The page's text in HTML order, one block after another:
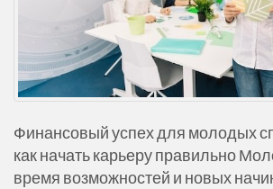
Финансовый успех для молодых
как начать карьеру правильно
время возможностей и новых